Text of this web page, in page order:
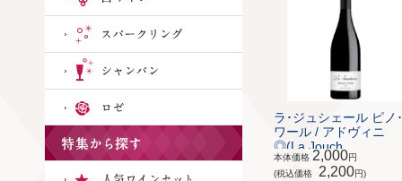
ラ･ジュシェール ピノ
ワール / アドヴィニ
◎(La Jouch...
本体価格 2,000円
(税込価格
2,200円)